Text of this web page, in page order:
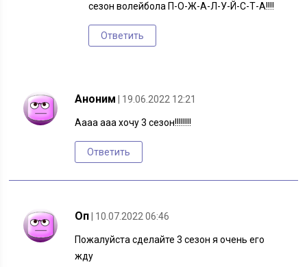
сезон волейбола П-О-Ж-А-Л-У-Й-С-Т-А!!!!
Ответить
Аноним | 19.06.2022 12:21
Аааа ааа хочу 3 сезон!!!!!!!!
Ответить
Оп | 10.07.2022 06:46
Пожалуйста сделайте 3 сезон я очень его
жду